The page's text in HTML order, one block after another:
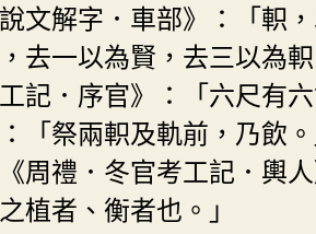
文解字．車部》：「軹
去一以為賢，去三以為軹
記．序官》：「六尺有
「祭兩軹及軌前，乃飲。
周禮．冬官考工記．輿
植者、衡者也。」